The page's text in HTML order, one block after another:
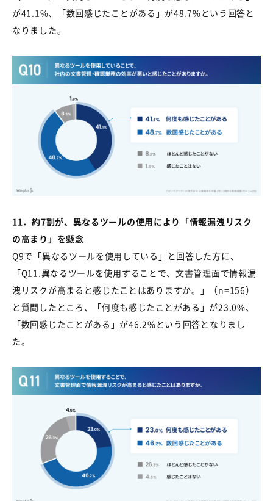
が41.1%、「数回感じたことがある」が48.7%という回答と
なりました。
11 ．約7割が、異なるツールの使用により「情報漏洩リスク
の高まり」を懸念
Q9で「異なるツールを使用している」と回答した方に、
「Q11. 異なるツールを使用することで、文書管理面で情報漏
洩リスクが高まると感じたことはありますか。」（n=156）
と質問したところ、「何度も感じたことがある」が23.0%、
「数回感じたことがある」が46.2%という回答となりまし
た。